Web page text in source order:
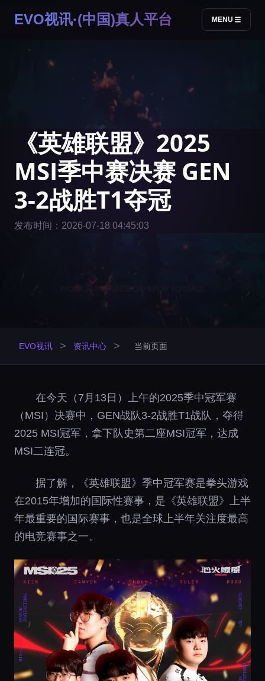
EVO视讯·(中国)真人平台 MENU
《英雄联盟》2025
MSI季中赛决赛 GEN
3-2战胜T1夺冠
发布时间：2026-07-18 04:45:03
EVO视讯 > 资讯中心 > 当前页面
在今天（7月13日）上午的2025季中冠军赛
（MSI）决赛中，GEN战队3-2战胜T1战队，夺得
2025 MSI冠军，拿下队史第二座MSI冠军，达成
MSI二连冠。
据了解，《英雄联盟》季中冠军赛是拳头游戏
在2015年增加的国际性赛事，是《英雄联盟》上半
年最重要的国际赛事，也是全球上半年关注度最高
的电竞赛事之一。